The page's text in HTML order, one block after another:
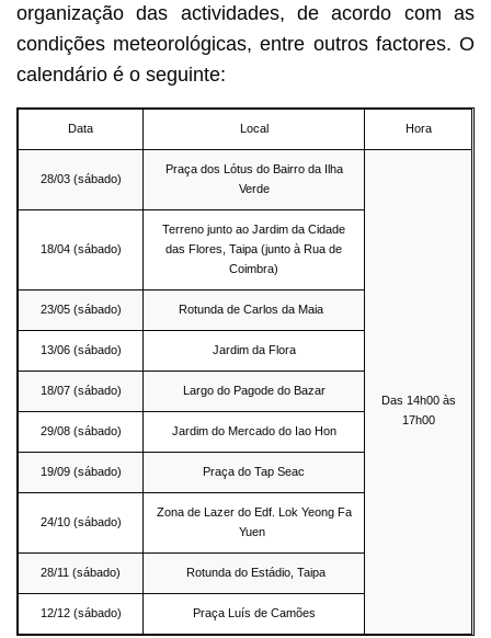
organização das actividades, de acordo com as
condições meteorológicas, entre outros factores. O
calendário é o seguinte:
Data Local Hora
28/03 (sábado)
Praça dos Lótus do Bairro da Ilha
Verde
Das 14h00 às
17h00
18/04 (sábado)
Terreno junto ao Jardim da Cidade
das Flores, Taipa (junto à Rua de
Coimbra)
23/05 (sábado) Rotunda de Carlos da Maia
13/06 (sábado) Jardim da Flora
18/07 (sábado) Largo do Pagode do Bazar
29/08 (sábado) Jardim do Mercado do Iao Hon
19/09 (sábado) Praça do Tap Seac
24/10 (sábado)
Zona de Lazer do Edf. Lok Yeong Fa
Yuen
28/11 (sábado) Rotunda do Estádio, Taipa
12/12 (sábado) Praça Luís de Camões